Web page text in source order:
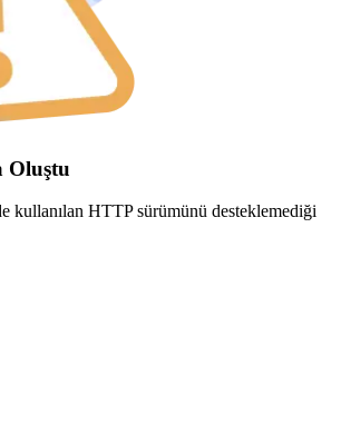
Oluştu
kullanılan HTTP sürümünü desteklemediği